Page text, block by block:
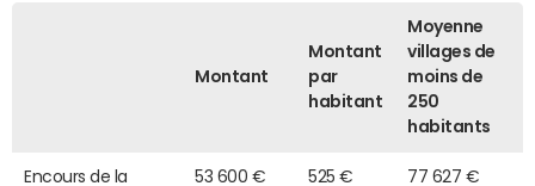
Montant
Montant
par
habitant
Moyenne
villages de
moins de
250
habitants
Encours de la
53 600 € 525 € 77 627 €